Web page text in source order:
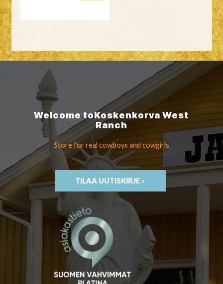
Welcome toKoskenkorvaWest
Ranch
Store for real cowboys and cowgirls
TILAA UUTISKIRJE ›